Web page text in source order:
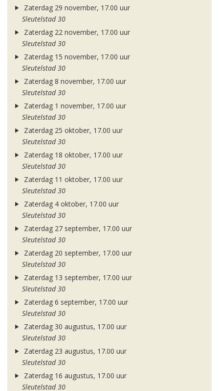
Zaterdag 29 november, 17.00 uur
Sleutelstad 30
Zaterdag 22 november, 17.00 uur
Sleutelstad 30
Zaterdag 15 november, 17.00 uur
Sleutelstad 30
Zaterdag 8 november, 17.00 uur
Sleutelstad 30
Zaterdag 1 november, 17.00 uur
Sleutelstad 30
Zaterdag 25 oktober, 17.00 uur
Sleutelstad 30
Zaterdag 18 oktober, 17.00 uur
Sleutelstad 30
Zaterdag 11 oktober, 17.00 uur
Sleutelstad 30
Zaterdag 4 oktober, 17.00 uur
Sleutelstad 30
Zaterdag 27 september, 17.00 uur
Sleutelstad 30
Zaterdag 20 september, 17.00 uur
Sleutelstad 30
Zaterdag 13 september, 17.00 uur
Sleutelstad 30
Zaterdag 6 september, 17.00 uur
Sleutelstad 30
Zaterdag 30 augustus, 17.00 uur
Sleutelstad 30
Zaterdag 23 augustus, 17.00 uur
Sleutelstad 30
Zaterdag 16 augustus, 17.00 uur
Sleutelstad 30